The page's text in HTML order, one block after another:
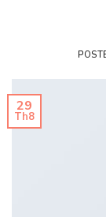
29
Th8